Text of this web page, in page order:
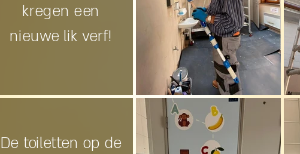
kregen een
nieuwe lik verf!
De toiletten op de